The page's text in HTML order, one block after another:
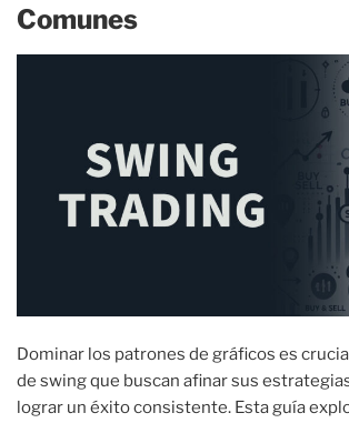
Comunes
Dominar los patrones de gráficos es
de swing que buscan afinar sus
lograr un éxito consistente. Esta guía